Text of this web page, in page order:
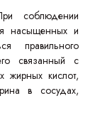
соблюдении
насыщенных и
правильного
связанный с
жирных кислот,
в сосудах,